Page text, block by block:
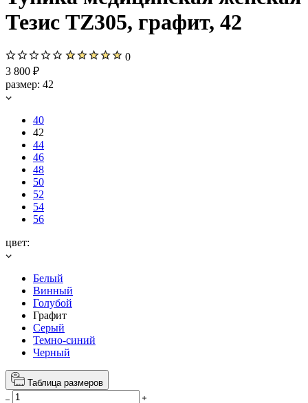
Тезис TZ305, графит, 42
0
3 800 ₽
размер: 42
40
42
44
46
48
50
52
54
56
цвет:
Белый
Винный
Голубой
Графит
Серый
Темно-синий
Черный
Таблица размеров